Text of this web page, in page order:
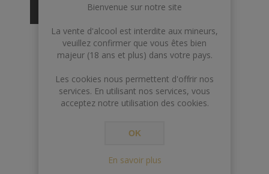
Bienvenue sur notre site
La vente d'alcool est interdite aux mineurs,
veuillez confirmer que vous êtes bien
majeur (18 ans et plus) dans votre pays.
Les cookies nous permettent d'offrir nos
services. En utilisant nos services, vous
acceptez notre utilisation des cookies.
OK
En savoir plus